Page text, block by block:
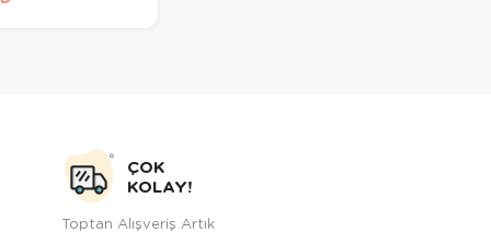
ÇOK
KOLAY!
Toptan Alışveriş Artık